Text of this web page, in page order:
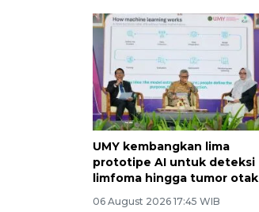
UMY kembangkan lima
prototipe AI untuk deteksi
limfoma hingga tumor otak
06 August 2026 17:45 WIB